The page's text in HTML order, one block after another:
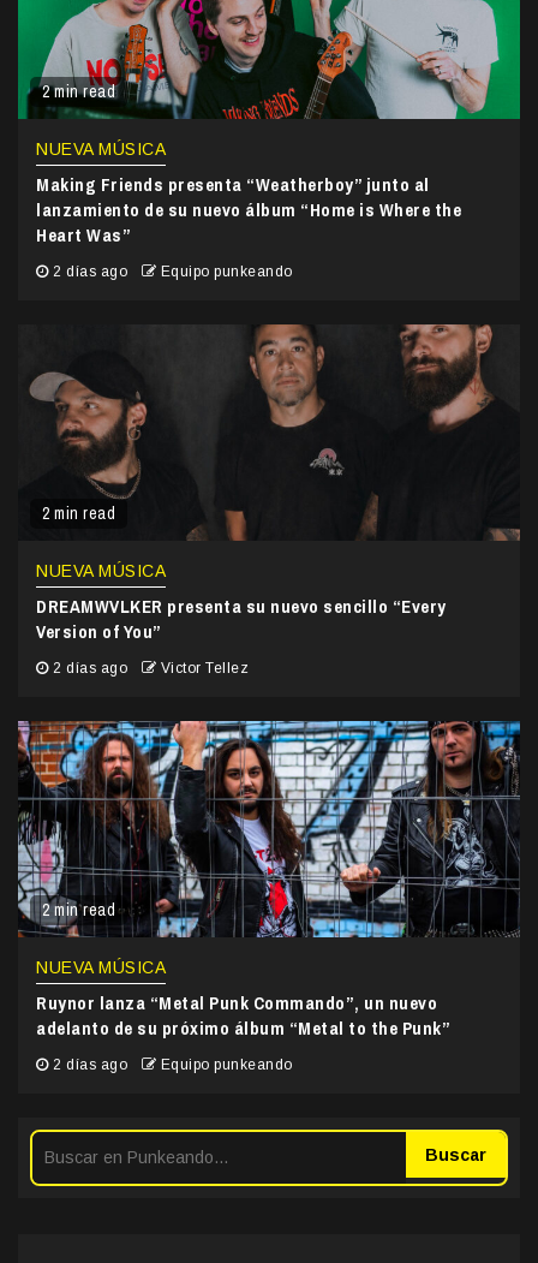
2 min read
NUEVA MÚSICA
Making Friends presenta “Weatherboy” junto al
lanzamiento de su nuevo álbum “Home is Where the
Heart Was”
2 días ago Equipo punkeando
2 min read
NUEVA MÚSICA
DREAMWVLKER presenta su nuevo sencillo “Every
Version of You”
2 días ago Victor Tellez
2 min read
NUEVA MÚSICA
Ruynor lanza “Metal Punk Commando”, un nuevo
adelanto de su próximo álbum “Metal to the Punk”
2 días ago Equipo punkeando
Buscar